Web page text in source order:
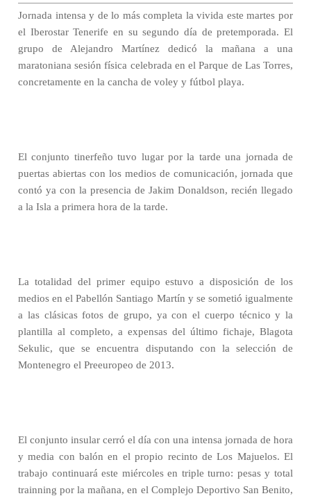
Jornada intensa y de lo más completa la vivida este martes por
el Iberostar Tenerife en su segundo día de pretemporada. El
grupo de Alejandro Martínez dedicó la mañana a una
maratoniana sesión física celebrada en el Parque de Las Torres,
concretamente en la cancha de voley y fútbol playa.
El conjunto tinerfeño tuvo lugar por la tarde una jornada de
puertas abiertas con los medios de comunicación, jornada que
contó ya con la presencia de Jakim Donaldson, recién llegado
a la Isla a primera hora de la tarde.
La totalidad del primer equipo estuvo a disposición de los
medios en el Pabellón Santiago Martín y se sometió igualmente
a las clásicas fotos de grupo, ya con el cuerpo técnico y la
plantilla al completo, a expensas del último fichaje, Blagota
Sekulic, que se encuentra disputando con la selección de
Montenegro el Preeuropeo de 2013.
El conjunto insular cerró el día con una intensa jornada de hora
y media con balón en el propio recinto de Los Majuelos. El
trabajo continuará este miércoles en triple turno: pesas y total
trainning por la mañana, en el Complejo Deportivo San Benito,